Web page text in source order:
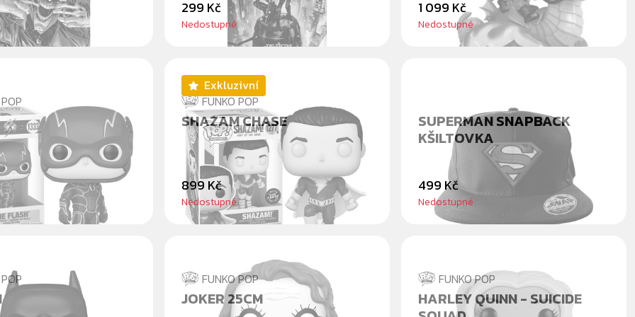
299 Kč
Nedostupné
1 099 Kč
Nedostupné
FUNKO POP
SHAZAM CHASE
Exkluzivní
899 Kč
Nedostupné
SUPERMAN SNAPBACK
KŠILTOVKA
499 Kč
Nedostupné
FUNKO POP
JOKER 25CM
FUNKO POP
HARLEY QUINN - SUICIDE